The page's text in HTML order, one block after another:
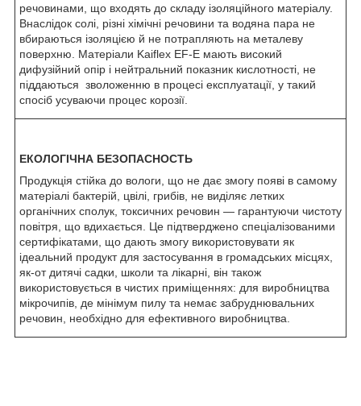
речовинами, що входять до складу ізоляційного матеріалу.
Внаслідок солі, різні хімічні речовини та водяна пара не
вбираються ізоляцією й не потрапляють на металеву
поверхню. Матеріали Kaiflex EF-E мають високий
дифузійний опір і нейтральний показник кислотності, не
піддаються зволоженню в процесі експлуатації, у такий
спосіб усуваючи процес корозії.
ЕКОЛОГІЧНА БЕЗОПАСНОСТЬ
Продукція стійка до вологи, що не дає змогу появі в самому
матеріалі бактерій, цвілі, грибів, не виділяє летких
органічних сполук, токсичних речовин — гарантуючи чистоту
повітря, що вдихається. Це підтверджено спеціалізованими
сертифікатами, що дають змогу використовувати як
ідеальний продукт для застосування в громадських місцях,
як-от дитячі садки, школи та лікарні, він також
використовується в чистих приміщеннях: для виробництва
мікрочипів, де мінімум пилу та немає забруднювальних
речовин, необхідно для ефективного виробництва.